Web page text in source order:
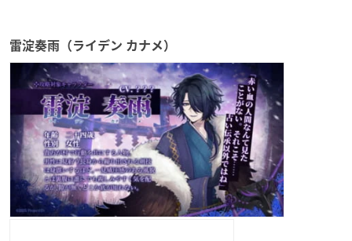
雷淀奏雨（ライデン カナメ）